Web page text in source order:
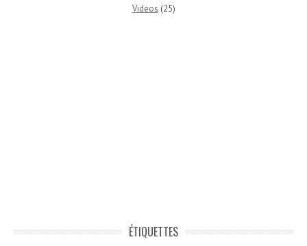
Videos (25)
ÉTIQUETTES